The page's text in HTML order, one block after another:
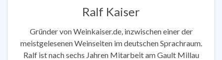
Ralf Kaiser
Gründer von Weinkaiser.de, inzwischen einer der
meistgelesenen Weinseiten im deutschen Sprachraum.
Ralf ist nach sechs Jahren Mitarbeit am Gault Millau